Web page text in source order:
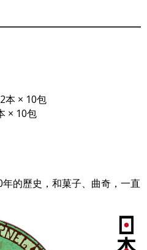
本 × 10包
× 10包
的歷史，和菓子、曲奇，一直